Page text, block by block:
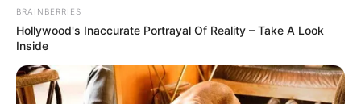
BRAINBERRIES
Hollywood's Inaccurate Portrayal Of Reality – Take A Look
Inside